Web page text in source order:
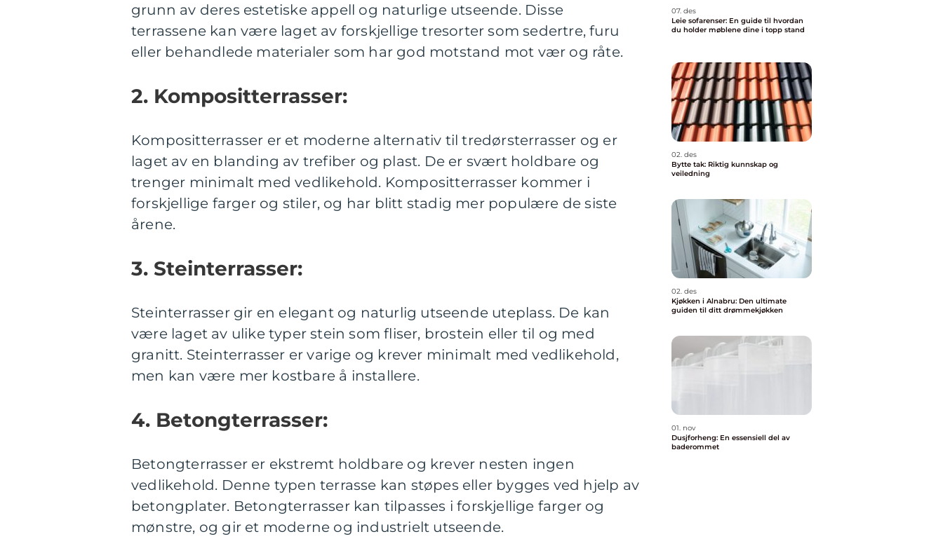
grunn av deres estetiske appell og naturlige utseende. Disse
terrassene kan være laget av forskjellige tresorter som sedertre, furu
eller behandlede materialer som har god motstand mot vær og råte.
2. Kompositterrasser:
Kompositterrasser er et moderne alternativ til tredørsterrasser og er
laget av en blanding av trefiber og plast. De er svært holdbare og
trenger minimalt med vedlikehold. Kompositterrasser kommer i
forskjellige farger og stiler, og har blitt stadig mer populære de siste
årene.
3. Steinterrasser:
Steinterrasser gir en elegant og naturlig utseende uteplass. De kan
være laget av ulike typer stein som fliser, brostein eller til og med
granitt. Steinterrasser er varige og krever minimalt med vedlikehold,
men kan være mer kostbare å installere.
4. Betongterrasser:
Betongterrasser er ekstremt holdbare og krever nesten ingen
vedlikehold. Denne typen terrasse kan støpes eller bygges ved hjelp av
betongplater. Betongterrasser kan tilpasses i forskjellige farger og
mønstre, og gir et moderne og industrielt utseende.
07. des
Leie sofarenser: En guide til hvordan
du holder møblene dine i topp stand
02. des
Bytte tak: Riktig kunnskap og
veiledning
02. des
Kjøkken i Alnabru: Den ultimate
guiden til ditt drømmekjøkken
01. nov
Dusjforheng: En essensiell del av
baderommet